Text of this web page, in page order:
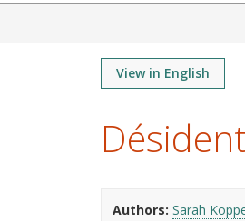
View in English
Authors Sarah